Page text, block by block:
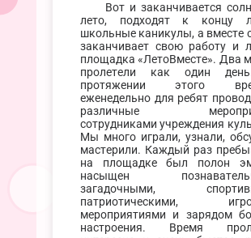
Вот и заканчивается
лето, подходят к концу
школьные каникулы, а вместе
заканчивает свою работу и
площадка «ЛетоВместе». Два
пролетели как один
протяжении этого
еженедельно для ребят
различные
сотрудниками учреждения
Мы много играли, узнали,
мастерили. Каждый раз
на площадке был полон
насыщен
загадочными,
патриотическими,
мероприятиями и зарядом
настроения. Время